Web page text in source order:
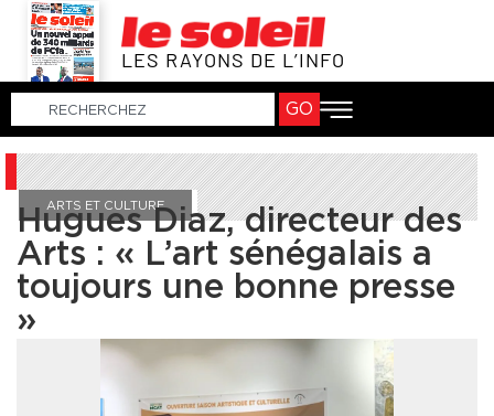
LES RAYONS DE L’INFO
GO
ARTS ET CULTURE
Hugues Diaz, directeur des
Arts : « L’art sénégalais a
toujours une bonne presse
»